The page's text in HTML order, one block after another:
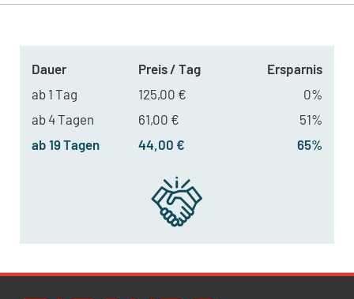
Dauer Preis / Tag
Ersparnis
ab 1 Tag
125,00 €
0%
ab 4 Tagen
61,00 €
51%
ab 19 Tagen
44,00 € 65%